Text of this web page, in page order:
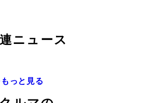
ニュース
っと見る